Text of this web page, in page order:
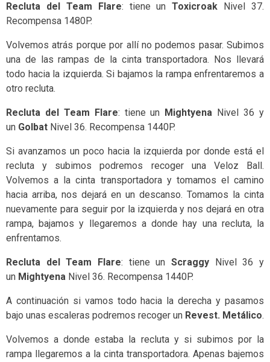
Recluta del Team Flare: tiene unToxicroak Nivel 37.
Recompensa 1480P.
Volvemos atrás porque por allí no podemos pasar. Subimos
una de las rampas de la cinta transportadora. Nos llevará
todo hacia la izquierda. Si bajamos la rampa enfrentaremos a
otro recluta.
Recluta del Team Flare: tiene un Mightyena Nivel 36 y
un Golbat Nivel 36. Recompensa 1440P.
Si avanzamos un poco hacia la izquierda por donde está el
recluta y subimos podremos recoger una Veloz Ball.
Volvemos a la cinta transportadora y tomamos el camino
hacia arriba, nos dejará en un descanso. Tomamos la cinta
nuevamente para seguir por la izquierda y nos dejará en otra
rampa, bajamos y llegaremos a donde hay una recluta, la
enfrentamos.
Recluta del Team Flare: tiene un Scraggy Nivel 36 y
un Mightyena Nivel 36. Recompensa 1440P.
A continuación si vamos todo hacia la derecha y pasamos
bajo unas escaleras podremos recoger un Revest. Metálico.
Volvemos a donde estaba la recluta y si subimos por la
rampa llegaremos a la cinta transportadora. Apenas bajemos